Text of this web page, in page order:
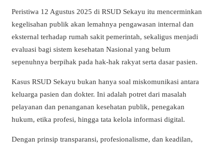
Peristiwa 12 Agustus 2025 di RSUD Sekayu itu mencerminkan
kegelisahan publik akan lemahnya pengawasan internal dan
eksternal terhadap rumah sakit pemerintah, sekaligus menjadi
evaluasi bagi sistem kesehatan Nasional yang belum
sepenuhnya berpihak pada hak-hak rakyat serta dasar pasien.
Kasus RSUD Sekayu bukan hanya soal miskomunikasi antara
keluarga pasien dan dokter. Ini adalah potret dari masalah
pelayanan dan penanganan kesehatan publik, penegakan
hukum, etika profesi, hingga tata kelola informasi digital.
Dengan prinsip transparansi, profesionalisme, dan keadilan,